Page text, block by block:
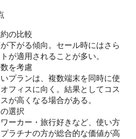
の比較
下がる傾向。セール時にはさら
が適用されることが多い。
を考慮
プランは、複数端末を同時に使
フィスに向く。結果としてコス
が高くなる場合がある。
選択
ーカー・旅行好きなど、使い方
ラチナの方が総合的な価値が高